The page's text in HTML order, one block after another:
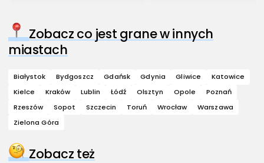
Zobacz co jest grane w innych
miastach
Białystok Bydgoszcz Gdańsk Gdynia Gliwice
Katowice
Kielce
Kraków Lublin Łódź Olsztyn Opole
Poznań
Rzeszów
Sopot Szczecin Toruń Wrocław
Warszawa
Zielona Góra
Zobacz też